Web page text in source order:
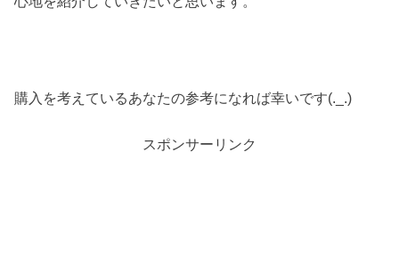
購入を考えているあなたの参考になれば幸いです(._.)
スポンサーリンク